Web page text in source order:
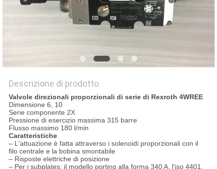
Descrizione di prodotto
Valvole direzionali proporzionali di serie di Rexroth 4WREE
Dimensione 6, 10
Serie componente 2X
Pressione di esercizio massima 315 barre
Flusso massimo 180 l/min
Caratteristiche
– L'attuazione è fatta attraverso i solenoidi proporzionali con il
filo centrale e la bobina smontabile
– Risposte elettriche di posizione
– Per i subplates: il modello porting alla forma 340 A, l'iso 4401,